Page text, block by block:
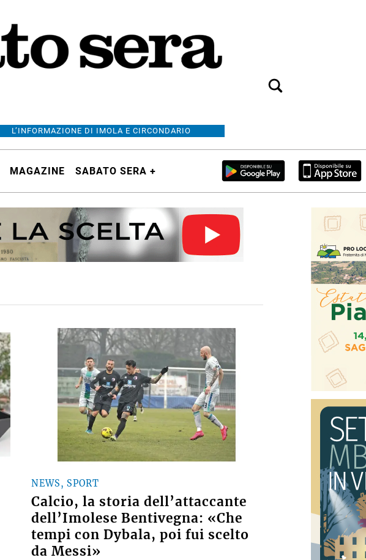
L’INFORMAZIONE DI IMOLA E CIRCONDARIO
MAGAZINE SABATO SERA +
NEWS, SPORT
Calcio, la storia dell’attaccante
dell’Imolese Bentivegna: «Che
tempi con Dybala, poi fui scelto
da Messi»